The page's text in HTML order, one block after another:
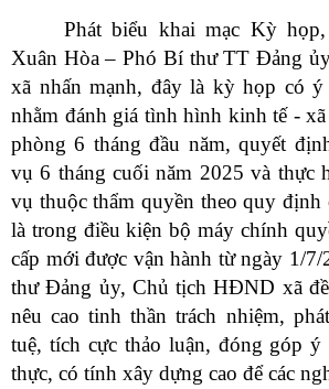
Phát biểu khai mạc Kỳ
Xuân Hòa – Phó Bí thư TT Đảng
xã nhấn mạnh, đây là kỳ họp có ý
nhằm đánh giá tình hình kinh tế -
phòng 6 tháng đầu năm, quyết
vụ 6 tháng cuối năm 2025 và thực
vụ thuộc thẩm quyền theo quy định
là trong điều kiện bộ máy chính
cấp mới được vận hành từ ngày 1/
thư Đảng ủy, Chủ tịch HĐND xã
nêu cao tinh thần trách nhiệm,
tuệ, tích cực thảo luận, đóng góp ý
thực, có tính xây dựng cao để các